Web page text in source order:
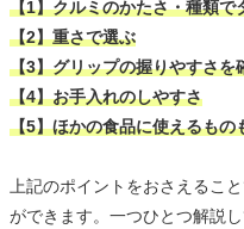
【1】クルミのかたさ・種類で
【2】重さで選ぶ
【3】グリップの握りやすさを
【4】お手入れのしやすさ
【5】ほかの食品に使えるもの
上記のポイントをおさえるこ
ができます。一つひとつ解説し